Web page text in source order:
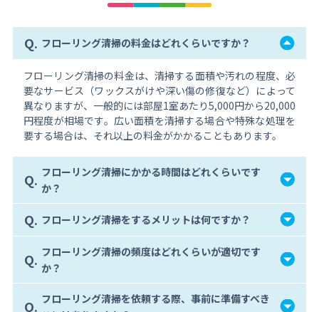
Q. フローリング清掃の料金はどれくらいですか？
フローリング清掃の料金は、清掃する面積や汚れの程度、必
要なサービス（ワックスがけや深い傷の修復など）によって
異なりますが、一般的には部屋1室あたり5,000円から20,000
円程度が相場です。広い面積を清掃する場合や特殊な処理を
要する場合は、それ以上の料金がかかることもあります。
Q. フローリング清掃にかかる時間はどれくらいです
か？
Q. フローリング清掃をするメリットは何ですか？
Q. フローリング清掃の頻度はどれくらいが適切です
か？
Q. フローリング清掃を依頼する際、事前に準備すべき